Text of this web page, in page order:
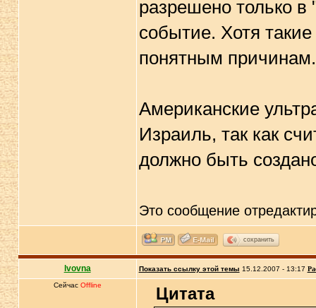
разрешено только в
событие. Хотя
понятным причинам.
Американские
Израиль, так как
должно быть
Это сообщение
сохранить
lvovna Показать ссылку этой темы 15.12.2007 - 13:17
Сейчас Offline
Цитата